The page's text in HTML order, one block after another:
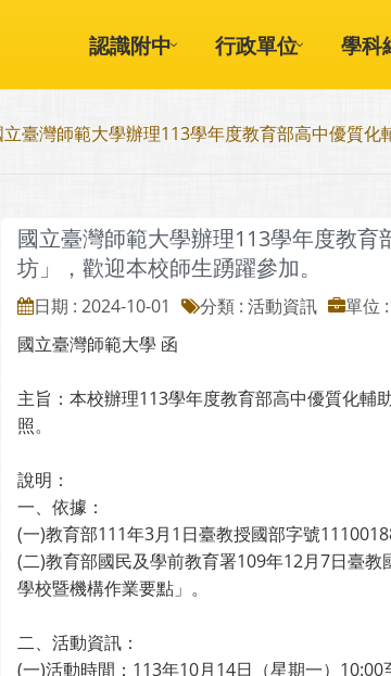
認識附中 行政單位 學科
立臺灣師範大學辦理113學年度教育部高中優質化
國立臺灣師範大學辦理113學年度教
坊」，歡迎本校師生踴躍參加。
日期 : 2024-10-01 分類 : 活動資訊 單位
國立臺灣師範大學 函
主旨：本校辦理113學年度教育部高中優質化輔
照。
說明：
一、依據：
(一)教育部111年3月1日臺教授國部字號
(二)教育部國民及學前教育署109年12月7日臺
學校暨機構作業要點」。
二、活動資訊：
(一)活動時間：113年10月14日（星期一）10:00